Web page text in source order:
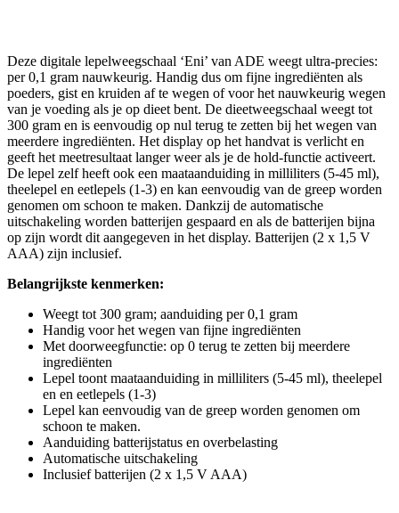
Deze digitale lepelweegschaal ‘Eni’ van ADE weegt ultra-precies:
per 0,1 gram nauwkeurig. Handig dus om fijne ingrediënten als
poeders, gist en kruiden af te wegen of voor het nauwkeurig wegen
van je voeding als je op dieet bent. De dieetweegschaal weegt tot
300 gram en is eenvoudig op nul terug te zetten bij het wegen van
meerdere ingrediënten. Het display op het handvat is verlicht en
geeft het meetresultaat langer weer als je de hold-functie activeert.
De lepel zelf heeft ook een maataanduiding in milliliters (5-45 ml),
theelepel en eetlepels (1-3) en kan eenvoudig van de greep worden
genomen om schoon te maken. Dankzij de automatische
uitschakeling worden batterijen gespaard en als de batterijen bijna
op zijn wordt dit aangegeven in het display. Batterijen (2 x 1,5 V
AAA) zijn inclusief.
Belangrijkste kenmerken:
Weegt tot 300 gram; aanduiding per 0,1 gram
Handig voor het wegen van fijne ingrediënten
Met doorweegfunctie: op 0 terug te zetten bij meerdere
ingrediënten
Lepel toont maataanduiding in milliliters (5-45 ml), theelepel
en en eetlepels (1-3)
Lepel kan eenvoudig van de greep worden genomen om
schoon te maken.
Aanduiding batterijstatus en overbelasting
Automatische uitschakeling
Inclusief batterijen (2 x 1,5 V AAA)